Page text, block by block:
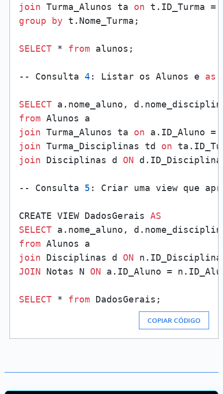
join Turma_Alunos ta on
group
by t.Nome_Turma;
SELECT * from alunos;
-- Consulta 4 : Listar os Alunos e as
SELECT
from
join Turma_Alunos ta on
join Turma_Disciplinas td on
join Disciplinas d ON
-- Consulta 5 : Criar uma view que
CREATE VIEW DadosGerais AS
SELECT
from
join Disciplinas d ON
JOIN Notas N ON a.ID_Aluno =
SELECT * from
COPIAR CÓDIGO